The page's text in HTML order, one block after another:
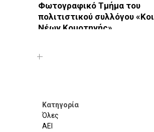
Φωτογραφικό Τμήμα του
πολιτιστικού συλλόγου
Νέων Κομοτηνής»
Κατηγορία
Όλες
ΑΕΙ